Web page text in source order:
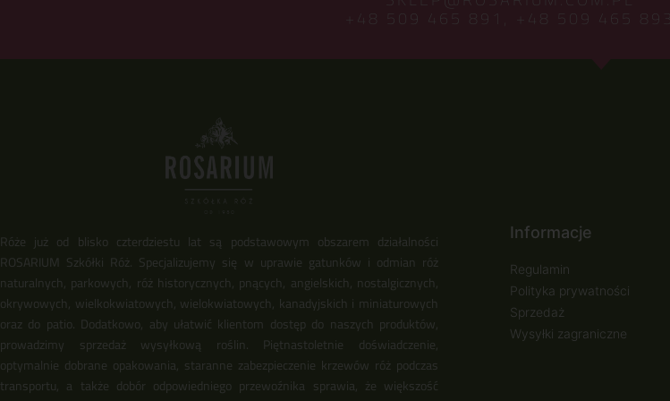
+48 509 465 891, +48 509 465 893
Róże już od blisko czterdziestu lat są podstawowym obszarem działalności
ROSARIUM Szkółki Róż. Specjalizujemy się w uprawie gatunków i odmian róż
naturalnych, parkowych, róż historycznych, pnących, angielskich, nostalgicznych,
okrywowych, wielkokwiatowych, wielokwiatowych, kanadyjskich i miniaturowych
oraz do patio. Dodatkowo, aby ułatwić klientom dostęp do naszych produktów,
prowadzimy sprzedaż wysyłkową roślin. Piętnastoletnie doświadczenie,
optymalnie dobrane opakowania, staranne zabezpieczenie krzewów róż podczas
transportu, a także dobór odpowiedniego przewoźnika sprawia, że większość
Informacje
Regulamin
Polityka prywatności
Sprzedaż
Wysyłki zagraniczne